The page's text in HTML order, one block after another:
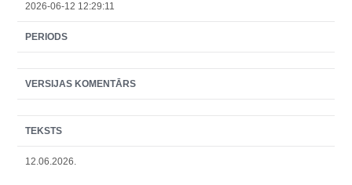
2026-06-12 12:29:11
PERIODS
VERSIJAS KOMENTĀRS
TEKSTS
12.06.2026.